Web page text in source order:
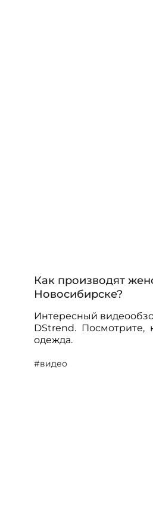
Как производят
Новосибирске?
Интересный
DStrend. Посмотрите,
одежда.
#видео